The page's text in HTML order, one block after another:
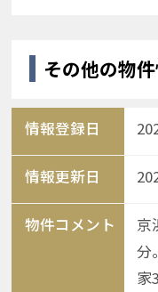
その他の物
情報登録日
情報更新日
物件コメント
京
分
家